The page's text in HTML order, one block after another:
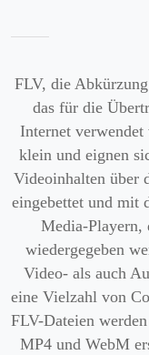
FLV, die
das für die
Internet
klein und eignen
Videoinhalten über
eingebettet und mit
Media-Playern,
wiedergegeben
Video- als auch
eine Vielzahl von
FLV-Dateien
MP4 und WebM